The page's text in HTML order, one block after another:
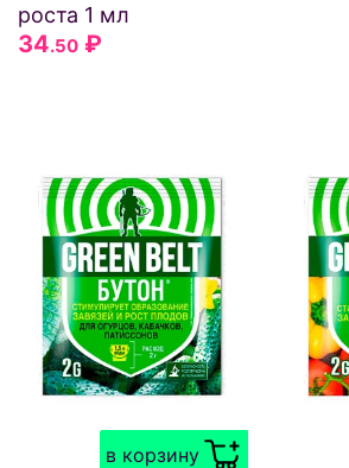
роста 1 мл
34.50 ₽
в корзину